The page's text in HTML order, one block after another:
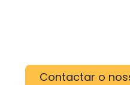
Contactar o